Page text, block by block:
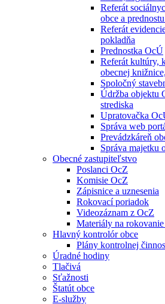
Referát
obce a
Referát
pokladňa
Prednostka OcÚ
Referát kultúry,
obecnej
Spoločný
Údržba objektu
strediska
Upratovačka
Správa web
Prevádzkáreň
Správa majetku
Obecné zastupiteľstvo
Poslanci OcZ
Komisie OcZ
Zápisnice a uznesenia
Rokovací poriadok
Videozáznam z OcZ
Materiály na
Hlavný kontrolór obce
Plány kontrolnej
Úradné hodiny
Tlačivá
Sťažnosti
Štatút obce
E-služby